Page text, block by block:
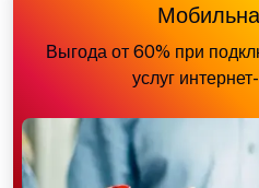
Выгода от 60% при
услуг